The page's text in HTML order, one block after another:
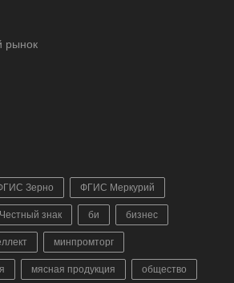
рынок
Зерно ФГИС Меркурий
Честный знак би бизнес
минпромторг
мясная продукция общество